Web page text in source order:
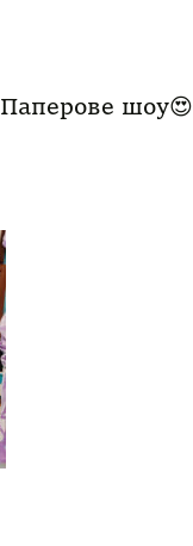
Паперове шоу😍